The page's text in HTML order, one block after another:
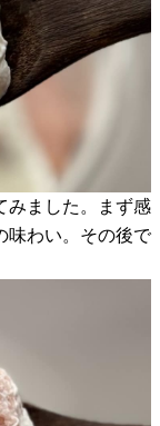
みました。まず感
味わい。その後で